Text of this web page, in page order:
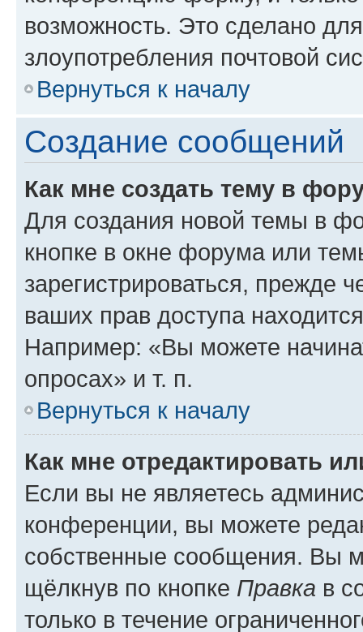
возможность. Это сделано
злоупотребления почтовой
Вернуться к началу
Создание сообщений
Как мне создать тему в
Для создания новой темы в
кнопке в окне форума или
зарегистрироваться, прежде
ваших прав доступа
Например: «Вы можете
опросах» и т. п.
Вернуться к началу
Как мне отредактировать
Если вы не являетесь
конференции, вы можете
собственные сообщения. Вы
щёлкнув по кнопке Правка в
только в течение